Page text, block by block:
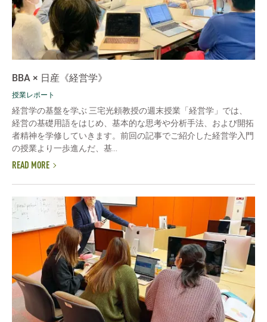
BBA × 日産《経営学》
授業レポート
経営学の基盤を学ぶ 三宅光頼教授の週末授業「経営学」では、
経営の基礎用語をはじめ、基本的な思考や分析手法、および開拓
者精神を学修していきます。前回の記事でご紹介した経営学入門
の授業より一歩進んだ、基...
READ MORE